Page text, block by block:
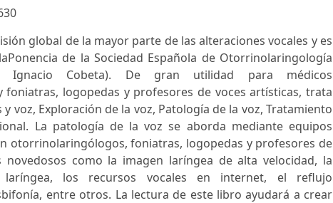
global de la mayor parte de las alteraciones vocales y es
de la Sociedad Española de Otorrinolaringología
Ignacio Cobeta). De gran utilidad para médicos
logopedas y profesores de voces artísticas, trata
voz, Exploración de la voz, Patología de la voz, Tratamiento
La patología de la voz se aborda mediante equipos
otorrinolaringólogos, foniatras, logopedas y profesores de
como la imagen laríngea de alta velocidad, la
laríngea, los recursos vocales en internet, el reflujo
entre otros. La lectura de este libro ayudará a crear